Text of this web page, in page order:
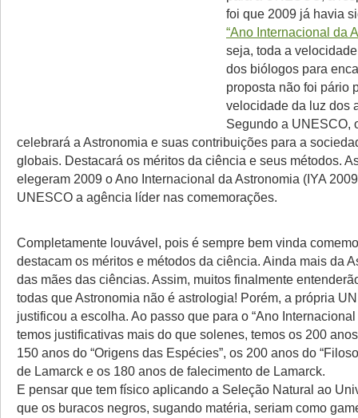
foi que 2009 já havia
“Ano Internacional da
seja, toda a
dos biólogos para
proposta não foi pário
velocidade da luz dos
Segundo a UNESCO,
celebrará a Astronomia e suas contribuições para a
globais. Destacará os méritos da ciência e seus métodos.
elegeram 2009 o Ano Internacional da Astronomia (IYA
UNESCO a agência líder nas comemorações.
Completamente louvável, pois é sempre bem vinda
destacam os méritos e métodos da ciência. Ainda mais da
das mães das ciências. Assim, muitos finalmente
todas que Astronomia não é astrologia! Porém, a própria
justificou a escolha. Ao passo que para o “Ano
temos justificativas mais do que solenes, temos os 200
150 anos do “Origens das Espécies”, os 200 anos do
de Lamarck e os 180 anos de falecimento de Lamarck.
E pensar que tem físico aplicando a Seleção Natural ao
que os buracos negros, sugando matéria, seriam como